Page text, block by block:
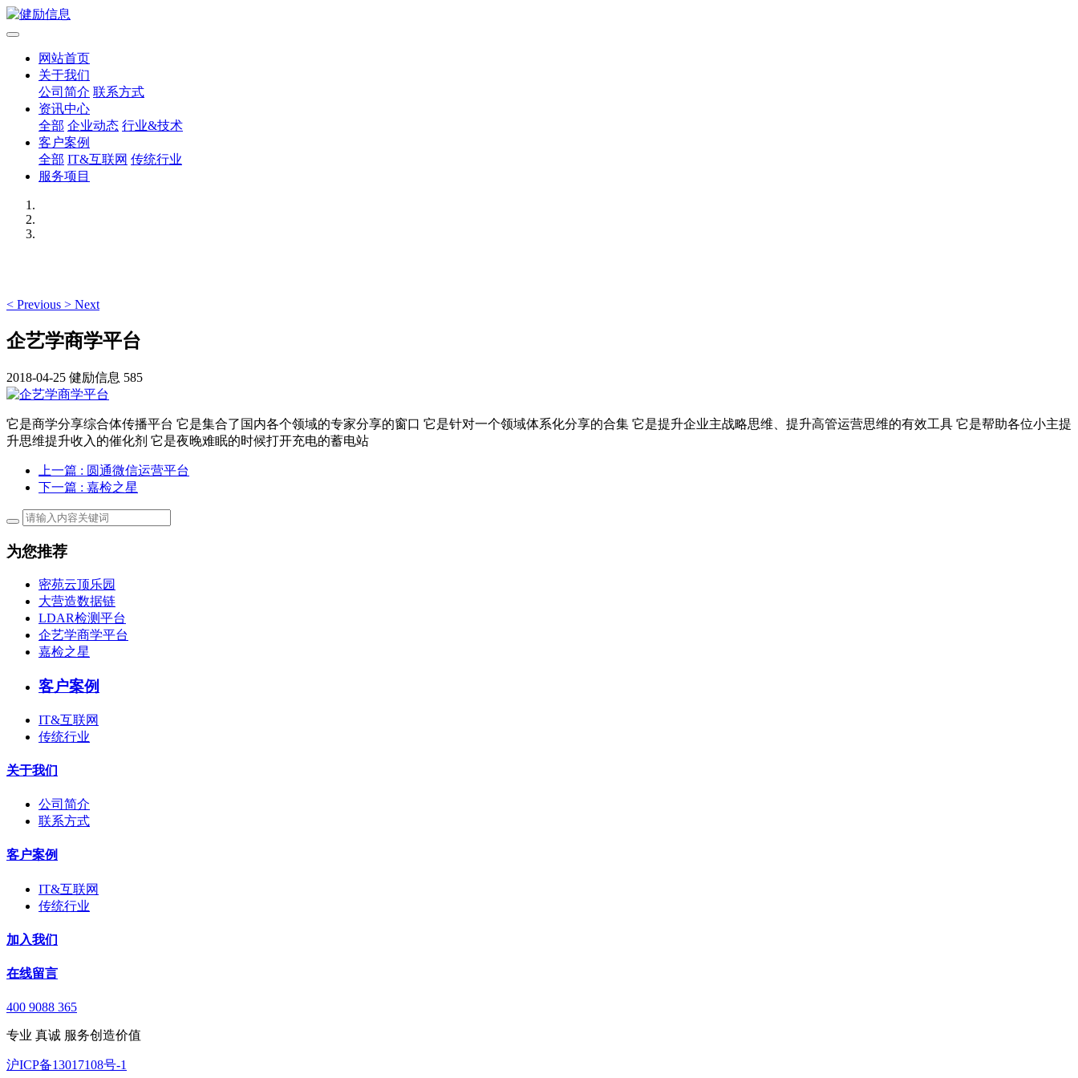
网站首页
关于我们
公司简介 联系方式
资讯中心
全部 企业动态 行业&技术
客户案例
全部 IT&互联网 传统行业
服务项目
< Previous > Next
企艺学商学平台
2018-04-25 健励信息 585
它是商学分享综合体传播平台 它是集合了国内各个领域的专家分享的窗口 它是针对一个领域体系化分享的合集 它是提升企业主战略思维、提升高管运营思维的有效工具 它是帮助各位小主提
升思维提升收入的催化剂 它是夜晚难眠的时候打开充电的蓄电站
上一篇 : 圆通微信运营平台
下一篇 : 嘉检之星
为您推荐
密苑云顶乐园
大营造数据链
LDAR检测平台
企艺学商学平台
嘉检之星
客户案例
IT&互联网
传统行业
关于我们
公司简介
联系方式
客户案例
IT&互联网
传统行业
加入我们
在线留言
400 9088 365
专业 真诚 服务创造价值
沪ICP备13017108号-1